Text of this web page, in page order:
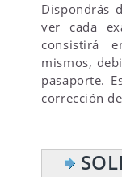
Dispondrás
ver cada
consistirá
mismos,
pasaporte.
corrección